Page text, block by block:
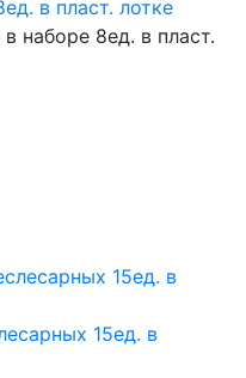
в пласт. лотке
наборе 8ед. в пласт.
15ед. в